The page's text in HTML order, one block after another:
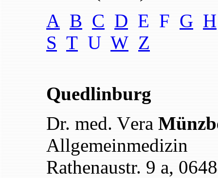
A B C D E F G H
S T U W Z
Quedlinburg
Dr. med. Vera
Allgemeinmedizin
Rathenaustr. 9 a,